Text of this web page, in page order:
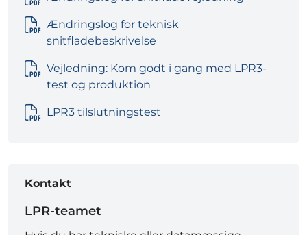
Ændringslog for teknisk
snitfladebeskrivelse
Vejledning: Kom godt i gang med LPR3-
test og produktion
LPR3 tilslutningstest
Kontakt
LPR-teamet